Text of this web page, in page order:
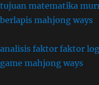
tujuan matematika
berlapis mahjong ways
analisis faktor faktor
game mahjong ways